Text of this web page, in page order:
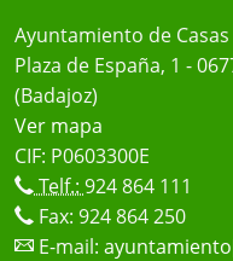
Ayuntamiento de
Plaza de España, 1 -
(Badajoz)
Ver mapa
CIF: P0603300E
Telf.: 924 864 111
Fax: 924 864 250
E-mail: